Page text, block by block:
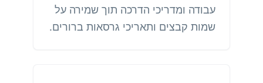
עבודה ומדריכי הדרכה תוך שמירה על
שמות קבצים ותאריכי גרסאות ברורים.